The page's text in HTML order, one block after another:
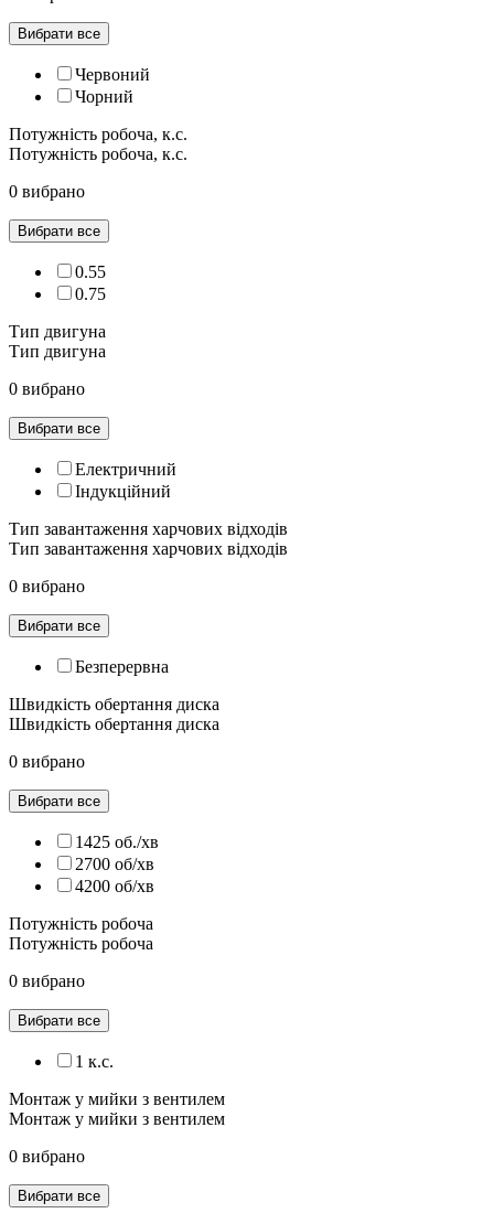
Вибрати все
Червоний
Чорний
Потужність робоча, к.с.
Потужність робоча, к.с.
0 вибрано
Вибрати все
0.55
0.75
Тип двигуна
Тип двигуна
0 вибрано
Вибрати все
Електричний
Індукційний
Тип завантаження харчових відходів
Тип завантаження харчових відходів
0 вибрано
Вибрати все
Безперервна
Швидкість обертання диска
Швидкість обертання диска
0 вибрано
Вибрати все
1425 об./хв
2700 об/хв
4200 об/хв
Потужність робоча
Потужність робоча
0 вибрано
Вибрати все
1 к.с.
Монтаж у мийки з вентилем
Монтаж у мийки з вентилем
0 вибрано
Вибрати все